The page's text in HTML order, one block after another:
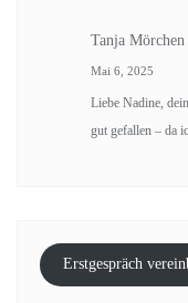
Tanja Mörchen
Mai 6, 2025
Liebe Nadine,
gut gefallen – da
Erstgespräch